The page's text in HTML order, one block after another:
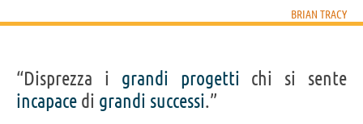
BRIAN TRACY
“Disprezza i grandi progetti chi si sente
incapace di grandi successi.”